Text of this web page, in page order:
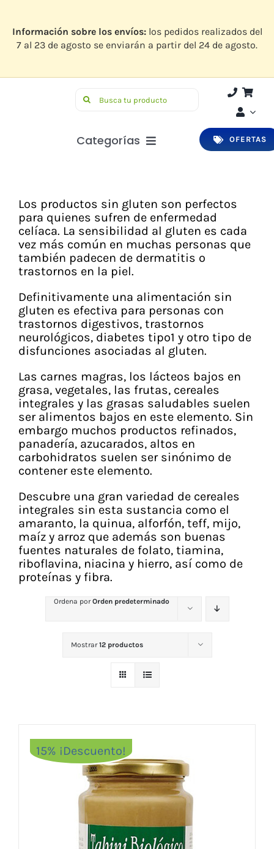
contenido
Información sobre los envíos:los pedidos realizados del
7 al 23 de agosto se enviarán a partir del 24 de agosto.
Buscar:
Categorías
Higiene y Belleza
Infantil
Bucodental
Vitaminas y Suplementos
Alimentación
Herbolario
OFERTAS
Los productos sin gluten son perfectos
para quienes sufren de enfermedad
celíaca. La sensibilidad al gluten es cada
vez más común en muchas personas que
también padecen de dermatitis o
trastornos en la piel.
Definitivamente una alimentación sin
gluten es efectiva para personas con
trastornos digestivos, trastornos
neurológicos, diabetes tipo1 y otro tipo de
disfunciones asociadas al gluten.
Las carnes magras, los lácteos bajos en
grasa, vegetales, las frutas, cereales
integrales y las grasas saludables suelen
ser alimentos bajos en este elemento. Sin
embargo muchos productos refinados,
panadería, azucarados, altos en
carbohidratos suelen ser sinónimo de
contener este elemento.
Descubre una gran variedad de cereales
integrales sin esta sustancia como el
amaranto, la quinua, alforfón, teff, mijo,
maíz y arroz que además son buenas
fuentes naturales de folato, tiamina,
riboflavina, niacina y hierro, así como de
proteínas y fibra.
Ordena porOrden predeterminado
Mostrar12 productos
15% ¡Descuento!